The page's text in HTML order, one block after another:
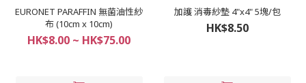
EURONET PARAFFIN 無菌油性紗
布 (10cm x 10cm)
HK$8.00 ~ HK$75.00
加護 消毒紗墊 4"x4" 5塊/包
HK$8.50